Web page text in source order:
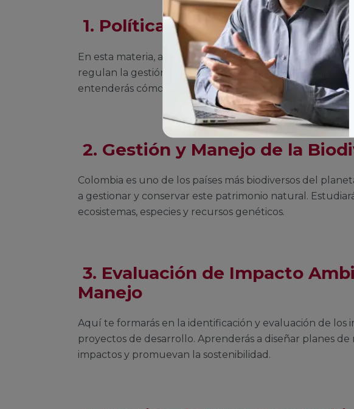
1. Política y Derecho Ambiental
En esta materia, aprenderás sobre las políticas públicas y
regulan la gestión ambiental en Colombia y el mundo.
entenderás cómo aplicar estas normas en proyectos de
2. Gestión y Manejo de la
Colombia es uno de los países más biodiversos del
a gestionar y conservar este patrimonio natural.
ecosistemas, especies y recursos genéticos.
3. Evaluación de Impacto
Manejo
Aquí te formarás en la identificación y evaluación de los
proyectos de desarrollo. Aprenderás a diseñar planes
impactos y promuevan la sostenibilidad.